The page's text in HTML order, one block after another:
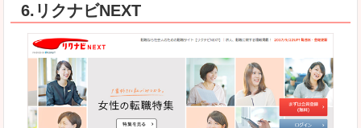
良いところ
正社員求人が約80％、正社員で長く働きたい方に
働く女のワーク＆ライフマガジン「woman type
求人の掲載数が少ないです。
6.リクナビNEXT